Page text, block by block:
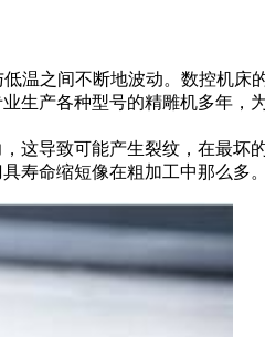
温之间不断地波动。数控机
生产各种型号的精雕机多年，
这导致可能产生裂纹，在最
寿命缩短像在粗加工中那么多。